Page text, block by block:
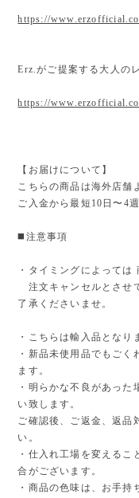
https://
Erz.がご提案する大人の
https://
【お届けについて】
こちらの商品は海外店舗
ご入金から最短10日〜4
◼️注意事項
・タイミングによっては
注文キャンセルとさせ
了承くださいませ。
・こちらは輸入品となり
・新品未使用品でもご
ます。
・明らかな不良があっ
い致します。
ご確認後、ご返金、返品
い。
・仕入れ工場を変える
合がございます。
・商品の色味は、お手持